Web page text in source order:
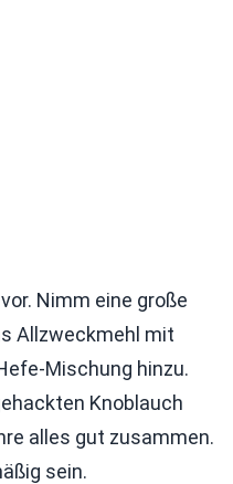
Nimm eine große
Allzweckmehl mit
Mischung hinzu.
Knoblauch
alles gut zusammen.
sein.